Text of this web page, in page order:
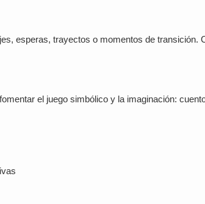
esperas, trayectos o momentos de transición.
el juego simbólico y la imaginación: